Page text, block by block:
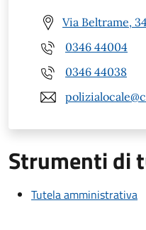
Via Beltrame,
0346 44004
0346 44038
Strumenti di
Tutela amministrativa